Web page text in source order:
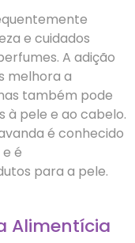
e cuidados
A adição
melhora a
também pode
à pele e ao cabelo.
é conhecido
é
para a pele.
Alimentícia